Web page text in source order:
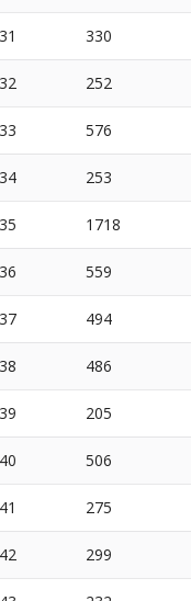
31 330
32 252
33 576
34 253
35 1718
36 559
37 494
38 486
39 205
40 506
41 275
42 299